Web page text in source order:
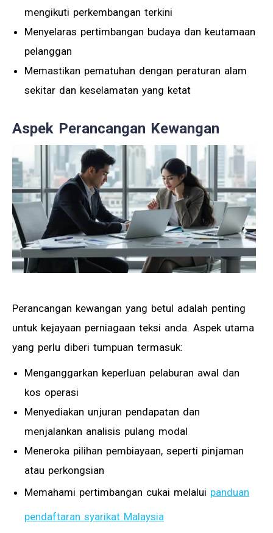
mengikuti perkembangan terkini
Menyelaras pertimbangan budaya dan keutamaan
pelanggan
Memastikan pematuhan dengan peraturan alam
sekitar dan keselamatan yang ketat
Aspek Perancangan Kewangan
Perancangan kewangan yang betul adalah penting
untuk kejayaan perniagaan teksi anda. Aspek utama
yang perlu diberi tumpuan termasuk:
Menganggarkan keperluan pelaburan awal dan
kos operasi
Menyediakan unjuran pendapatan dan
menjalankan analisis pulang modal
Meneroka pilihan pembiayaan, seperti pinjaman
atau perkongsian
Memahami pertimbangan cukai melalui panduan
pendaftaran syarikat Malaysia